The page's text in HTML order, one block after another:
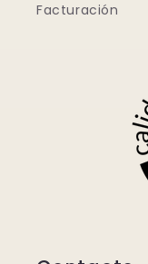
Facturación